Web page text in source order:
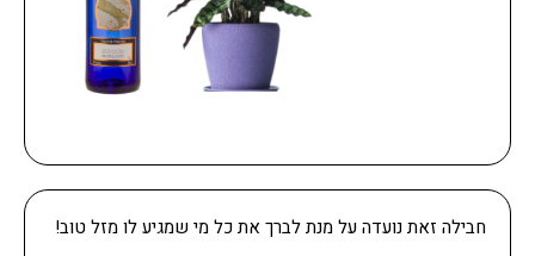
חבילה זאת נועדה על מנת לברך את כל מי שמגיע לו מזל טוב!